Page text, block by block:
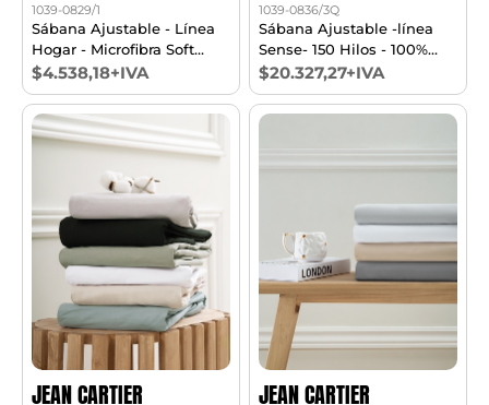
1039-0829/1
Sábana Ajustable - Línea
Hogar - Microfibra Soft
Touch 1 1/2 Pl
$4.538,18+IVA
1039-0836/3Q
Sábana Ajustable -línea
Sense- 150 Hilos - 100%
Algodón Queen
$20.327,27+IVA
JEAN CARTIER JEAN CARTIER